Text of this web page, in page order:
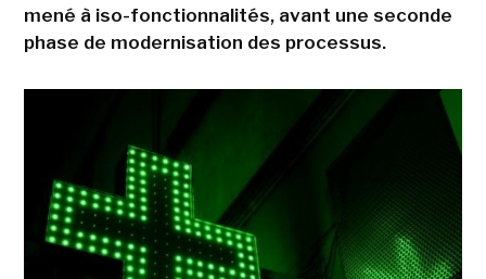
mené à iso-fonctionnalités, avant une seconde
phase de modernisation des processus.